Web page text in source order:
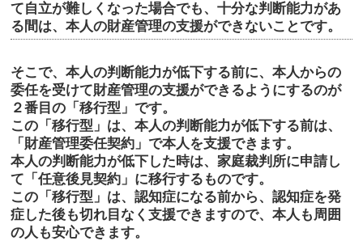
て自立が難しくなった場合でも、十分な判断能力があ
る間は、本人の財産管理の支援ができないことです。
そこで、本人の判断能力が低下する前に、本人からの
委任を受けて財産管理の支援ができるようにするのが
２番目の「移行型」です。
この「移行型」は、本人の判断能力が低下する前は、
「財産管理委任契約」で本人を支援できます。
本人の判断能力が低下した時は、家庭裁判所に申請し
て「任意後見契約」に移行するものです。
この「移行型」は、認知症になる前から、認知症を発
症した後も切れ目なく支援できますので、本人も周囲
の人も安心できます。